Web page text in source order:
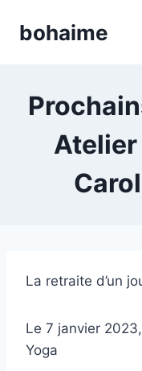
bohaime
Atelier
La retraite d’un
Le 7 janvier
Yoga